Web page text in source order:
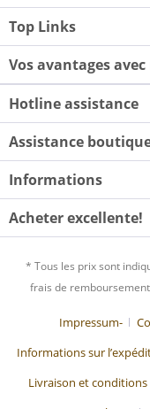
Top Links
Vos avantages
Hotline assistance
Assistance
Informations
Acheter excellente!
* Tous les prix sont
frais de
Impressum-
Informations sur
Livraison et